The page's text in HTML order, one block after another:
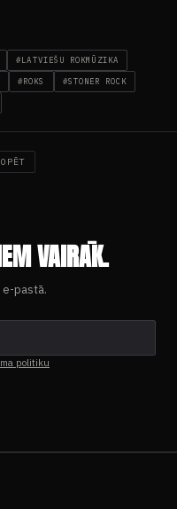
#LATVIEŠU ROKMŪZIKA
#ROKS #STONER ROCK
VAIRĀK.
e-pastā.
politiku